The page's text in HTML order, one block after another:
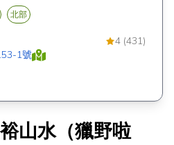
北部
4 (431)
1號
山水（獵野啦